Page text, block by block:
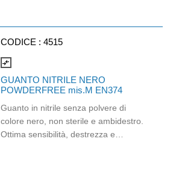
CODICE : 4515
compare_arrows
GUANTO NITRILE NERO
POWDERFREE mis.M EN374
Guanto in nitrile senza polvere di
colore nero, non sterile e ambidestro.
Ottima sensibilità, destrezza e